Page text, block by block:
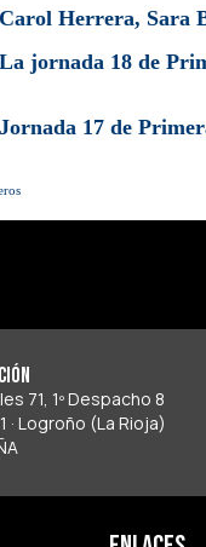
Carol Herrera, Sara
La jornada 18 de
Jornada 17 de
71, 1º Despacho 8
· Logroño (La Rioja)